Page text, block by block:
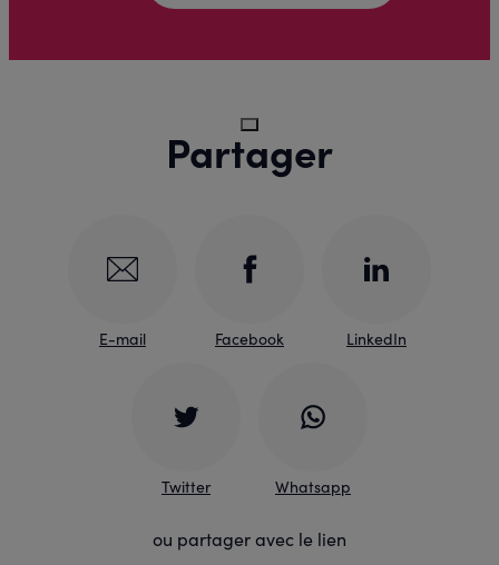
Partager
E-mail Facebook LinkedIn
Twitter Whatsapp
ou partager avec le lien